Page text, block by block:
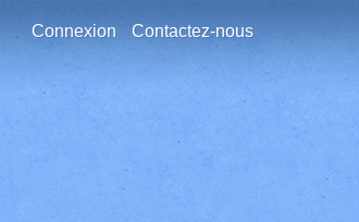
Contactez-nous
Connexion